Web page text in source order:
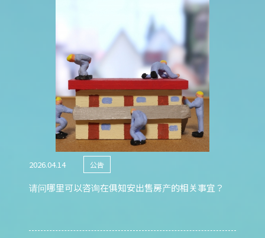
2026.04.14 公告
请问哪里可以咨询在俱知安出售房产的相关事宜？